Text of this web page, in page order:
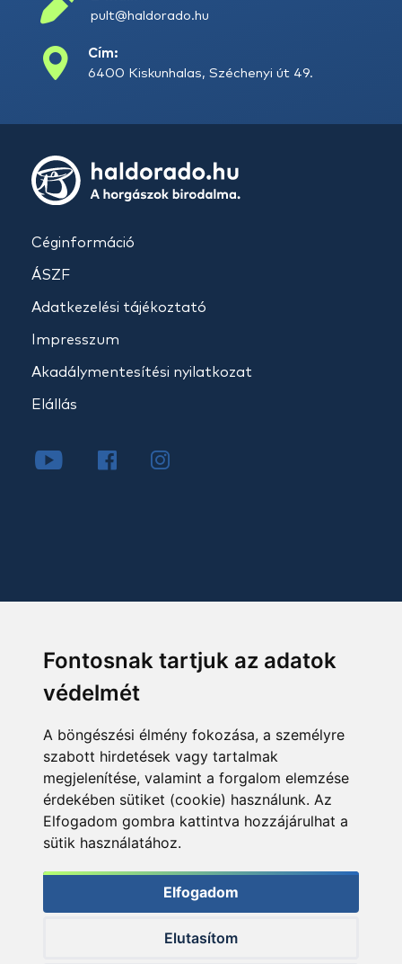
Fontosnak tartjuk az adatok
védelmét
A böngészési élmény fokozása, a személyre
szabott hirdetések vagy tartalmak
megjelenítése, valamint a forgalom elemzése
érdekében sütiket (cookie) használunk. Az
Elfogadom gombra kattintva hozzájárulhat a
sütik használatához.
Elfogadom
Elutasítom
pult@haldorado.hu
Cím:
6400 Kiskunhalas, Széchenyi út 49.
Céginformáció
ÁSZF
Adatkezelési tájékoztató
Impresszum
Akadálymentesítési nyilatkozat
Elállás